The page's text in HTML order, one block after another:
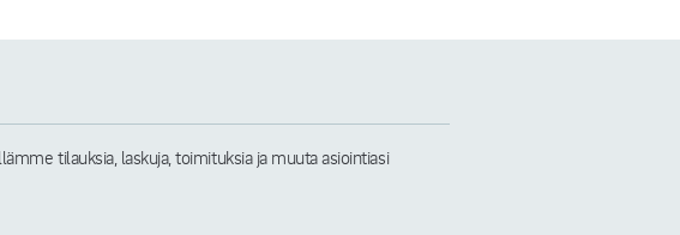
tilauksia, laskuja, toimituksia ja muuta asiointiasi